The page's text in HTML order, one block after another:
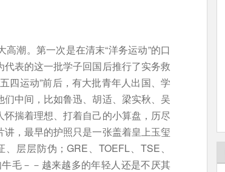
潮。第一次是在清末“洋务运动”的口
表的这一批学子回国后推行了实务救
四运动”前后，有大批青年人出国、学
中间，比如鲁迅、胡适、梁实秋、吴
揣着理想、打着自己的小算盘，历尽
，最早的护照只是一张盖着皇上玉玺
层层防伪；GRE、TOEFL、TSE、
毛－－越来越多的年轻人还是不厌其